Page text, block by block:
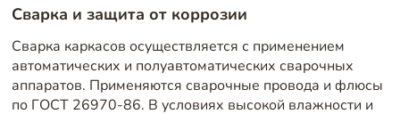
Сварка и защита от коррозии
Сварка каркасов осуществляется с применением
автоматических и полуавтоматических сварочных
аппаратов. Применяются сварочные провода и флюсы
по ГОСТ 26970-86. В условиях высокой влажности и